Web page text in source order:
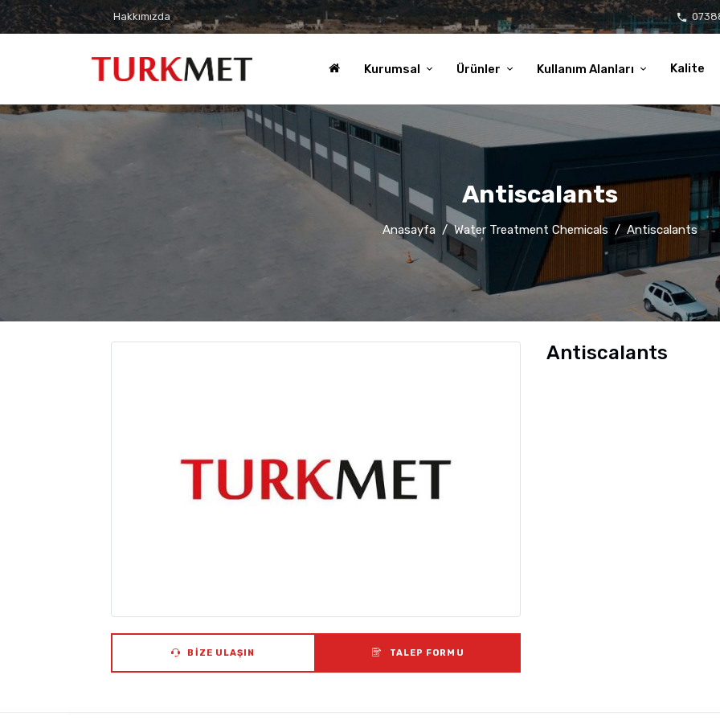
Hakkımızda local_phone
Kurumsal Ürünler Kullanım Alanları Kalite
Antiscalants
Anasayfa Water Treatment Chemicals Antiscalants
BIZE ULAŞIN TALEP FORMU
Antiscalants